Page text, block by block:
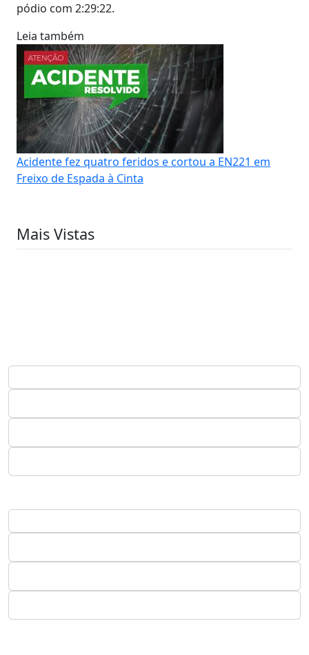
pódio com 2:29:22.
Leia também
Acidente fez quatro feridos e cortou a EN221 em
Freixo de Espada à Cinta
Mais Vistas